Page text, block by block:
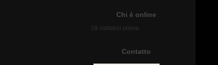
Chi è online
29 visitatori online
Contatto